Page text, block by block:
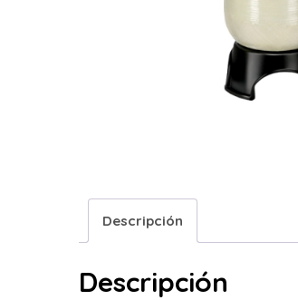
Descripción
Descripción